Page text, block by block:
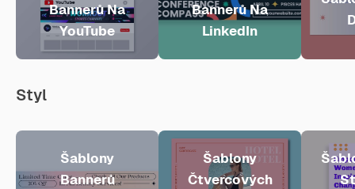
Bannerů Na
YouTube
Bannerů Na
LinkedIn
Styl
Šablony
Bannerů
Šablony
Čtvercových